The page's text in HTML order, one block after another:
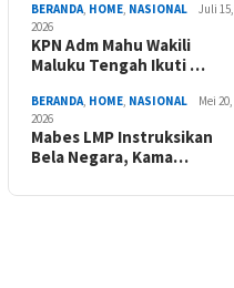
BERANDA, HOME, NASIONAL
Juli 15,
2026
KPN Adm Mahu Wakili
Maluku Tengah Ikuti …
BERANDA, HOME, NASIONAL
Mei 20,
2026
Mabes LMP Instruksikan
Bela Negara, Kama…